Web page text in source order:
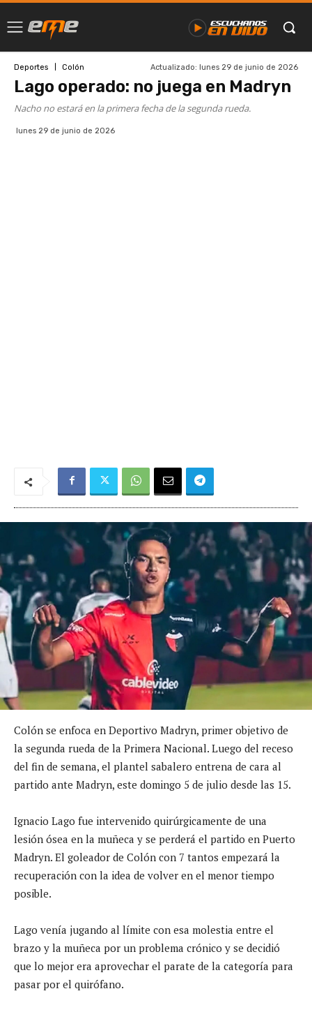
Deportes Colón Actualizado: lunes 29 de junio de 2026
Lago operado: no juega en Madryn
Nacho no estará en la primera fecha de la segunda rueda.
lunes 29 de junio de 2026
Colón se enfoca en Deportivo Madryn, primer objetivo de
la segunda rueda de la Primera Nacional. Luego del receso
del fin de semana, el plantel sabalero entrena de cara al
partido ante Madryn, este domingo 5 de julio desde las 15.
Ignacio Lago fue intervenido quirúrgicamente de una
lesión ósea en la muñeca y se perderá el partido en Puerto
Madryn. El goleador de Colón con 7 tantos empezará la
recuperación con la idea de volver en el menor tiempo
posible.
Lago venía jugando al límite con esa molestia entre el
brazo y la muñeca por un problema crónico y se decidió
que lo mejor era aprovechar el parate de la categoría para
pasar por el quirófano.